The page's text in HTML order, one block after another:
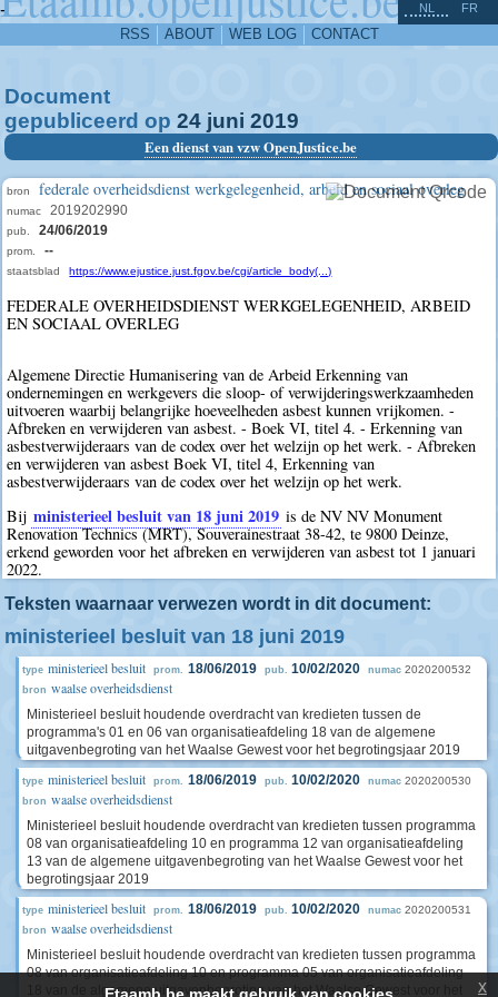
-
RSS ABOUT WEB LOG CONTACT
NL FR
Document
gepubliceerd op 24 juni 2019
Een dienst van vzw OpenJustice.be
bron federale overheidsdienst werkgelegenheid, arbeid en sociaal overleg
numac 2019202990
pub. 24/06/2019
prom. --
staatsblad https://www.ejustice.just.fgov.be/cgi/article_body(...)
FEDERALE OVERHEIDSDIENST WERKGELEGENHEID, ARBEID
EN SOCIAAL OVERLEG
Algemene Directie Humanisering van de Arbeid Erkenning van
ondernemingen en werkgevers die sloop- of verwijderingswerkzaamheden
uitvoeren waarbij belangrijke hoeveelheden asbest kunnen vrijkomen. -
Afbreken en verwijderen van asbest. - Boek VI, titel 4. - Erkenning van
asbestverwijderaars van de codex over het welzijn op het werk. - Afbreken
en verwijderen van asbest Boek VI, titel 4, Erkenning van
asbestverwijderaars van de codex over het welzijn op het werk.
Bij ministerieel besluit van 18 juni 2019 is de NV NV Monument
Renovation Technics (MRT), Souverainestraat 38-42, te 9800 Deinze,
erkend geworden voor het afbreken en verwijderen van asbest tot 1 januari
2022.
Teksten waarnaar verwezen wordt in dit document:
ministerieel besluit van 18 juni 2019
type ministerieel besluit prom. 18/06/2019 pub. 10/02/2020 numac 2020200532
bron waalse overheidsdienst
Ministerieel besluit houdende overdracht van kredieten tussen de
programma's 01 en 06 van organisatieafdeling 18 van de algemene
uitgavenbegroting van het Waalse Gewest voor het begrotingsjaar 2019
type ministerieel besluit prom. 18/06/2019 pub. 10/02/2020 numac 2020200530
bron waalse overheidsdienst
Ministerieel besluit houdende overdracht van kredieten tussen programma
08 van organisatieafdeling 10 en programma 12 van organisatieafdeling
13 van de algemene uitgavenbegroting van het Waalse Gewest voor het
begrotingsjaar 2019
type ministerieel besluit prom. 18/06/2019 pub. 10/02/2020 numac 2020200531
bron waalse overheidsdienst
Ministerieel besluit houdende overdracht van kredieten tussen programma
08 van organisatieafdeling 10 en programma 05 van organisatieafdeling
18 van de algemene uitgavenbegroting van het Waalse Gewest voor het
^
x